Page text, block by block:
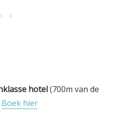
hotel(700m van de
Boek hier